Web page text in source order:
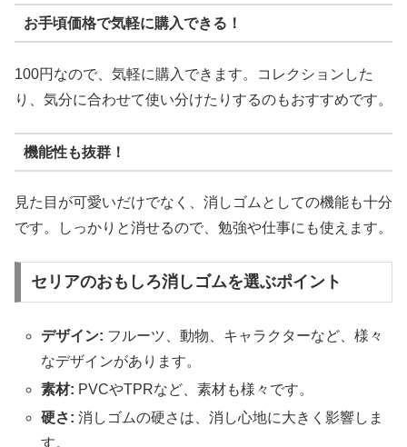
お手頃価格で気軽に購入できる！
100円なので、気軽に購入できます。コレクションした
り、気分に合わせて使い分けたりするのもおすすめです。
機能性も抜群！
見た目が可愛いだけでなく、消しゴムとしての機能も十分
です。しっかりと消せるので、勉強や仕事にも使えます。
セリアのおもしろ消しゴムを選ぶポイント
デザイン: フルーツ、動物、キャラクターなど、様々
なデザインがあります。
素材: PVCやTPRなど、素材も様々です。
硬さ: 消しゴムの硬さは、消し心地に大きく影響しま
す。